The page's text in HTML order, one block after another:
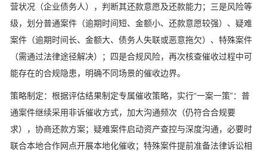
营状况（企业债务人），判断其还款意愿及还款能力；三是风险等
级，划分普通案件（逾期时间短、金额小、还款意愿较强）、疑难
案件（逾期时间长、金额大、债务人失联或恶意拖欠）、特殊案件
（需通过法律途径解决）；四是合规风险，再次核查催收过程中可
能存在的合规隐患，明确不同场景的催收边界。
策略制定：根据评估结果制定专属催收策略，实行“一案一策”：普
通案件继续采用非诉催收方式，加大沟通频次（仍符合合规要
求），协商还款方案；疑难案件启动资产查控与深度沟通，必要时
联合本地合作网点开展本地化催收；特殊案件提前准备法律诉讼相